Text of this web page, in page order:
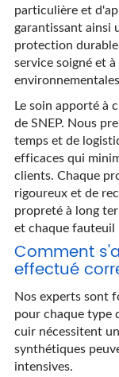
particulière et
garantissant ainsi
protection
service soigné et
Le soin apporté à
de SNEP. Nous
temps et de
efficaces qui
clients. Chaque
rigoureux et de
propreté à long
et chaque fauteuil
Comment
effectué
Nos experts sont
pour chaque type
cuir nécessitent
synthétiques
intensives.